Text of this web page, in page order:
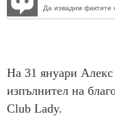
Да извадим фактите
На 31 януари Алекс
изпълнител на
Club Lady.